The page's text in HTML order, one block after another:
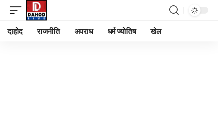
दाहोद राजनीति अपराध धर्म ज्योतिष खेल